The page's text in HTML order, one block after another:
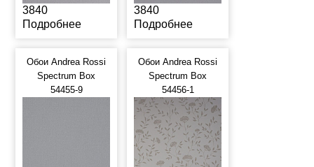
3840
Подробнее
3840
Подробнее
Обои Andrea Rossi
Spectrum Box
54455-9
Обои Andrea Rossi
Spectrum Box
54456-1